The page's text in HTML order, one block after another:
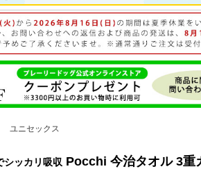
ユニセックス
シッカリ吸収 Pocchi 今治タオル 3重